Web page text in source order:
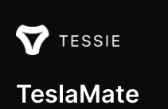
TeslaMate